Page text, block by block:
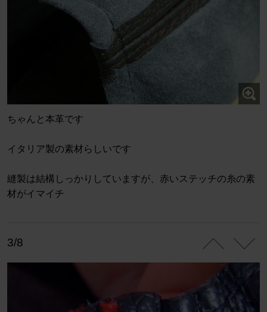
ちゃんと本革です
イタリア製の素材らしいです
縫製は結構しっかりしていますが、赤いステッチの糸の素
材がイマイチ
3/8